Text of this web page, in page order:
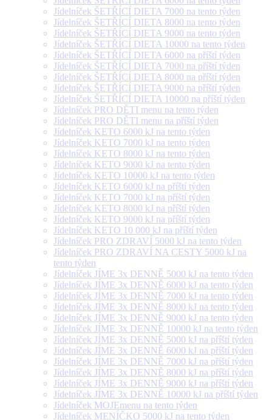
Jídelníček ŠETŘÍCÍ DIETA 7000 na tento týden
Jídelníček ŠETŘÍCÍ DIETA 8000 na tento týden
Jídelníček ŠETŘÍCÍ DIETA 9000 na tento týden
Jídelníček ŠETŘÍCÍ DIETA 10000 na tento týden
Jídelníček ŠETŘÍCÍ DIETA 6000 na příští týden
Jídelníček ŠETŘÍCÍ DIETA 7000 na příští týden
Jídelníček ŠETŘÍCÍ DIETA 8000 na příští týden
Jídelníček ŠETŘÍCÍ DIETA 9000 na příští týden
Jídelníček ŠETŘÍCÍ DIETA 10000 na příští týden
Jídelníček PRO DĚTI menu na tento týden
Jídelníček PRO DĚTI menu na příští týden
Jídelníček KETO 6000 kJ na tento týden
Jídelníček KETO 7000 kJ na tento týden
Jídelníček KETO 8000 kJ na tento týden
Jídelníček KETO 9000 kJ na tento týden
Jídelníček KETO 10000 kJ na tento týden
Jídelníček KETO 6000 kJ na příští týden
Jídelníček KETO 7000 kJ na příští týden
Jídelníček KETO 8000 kJ na příští týden
Jídelníček KETO 9000 kJ na příští týden
Jídelníček KETO 10 000 kJ na příští týden
Jídelníček PRO ZDRAVÍ 5000 kJ na tento týden
Jídelníček PRO ZDRAVÍ NA CESTY 5000 kJ na
tento týden
Jídelníček JÍME 3x DENNĚ 5000 kJ na tento týden
Jídelníček JÍME 3x DENNĚ 6000 kJ na tento týden
Jídelníček JÍME 3x DENNĚ 7000 kJ na tento týden
Jídelníček JÍME 3x DENNĚ 8000 kJ na tento týden
Jídelníček JÍME 3x DENNĚ 9000 kJ na tento týden
Jídelníček JÍME 3x DENNĚ 10000 kJ na tento týden
Jídelníček JÍME 3x DENNĚ 5000 kJ na příští týden
Jídelníček JÍME 3x DENNĚ 6000 kJ na příští týden
Jídelníček JÍME 3x DENNĚ 7000 kJ na příští týden
Jídelníček JÍME 3x DENNĚ 8000 kJ na příští týden
Jídelníček JÍME 3x DENNĚ 9000 kJ na příští týden
Jídelníček JÍME 3x DENNĚ 10000 kJ na příští týden
Jídelníček MOJEmenu na tento týden
Jídelníček MENÍČKO 5000 kJ na tento týden